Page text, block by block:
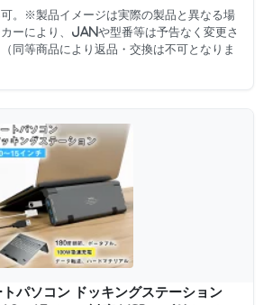
。※製品イメージは実際の製品と異なる場
ーにより、JANや型番等は予告なく変更さ
同等商品により返品・交換は不可となりま
パソコン ドッキングステーション